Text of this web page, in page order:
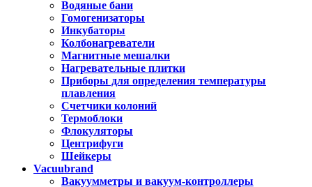
Водяные бани
Гомогенизаторы
Инкубаторы
Колбонагреватели
Магнитные мешалки
Нагревательные плитки
Приборы для определения температуры
плавления
Счетчики колоний
Термоблоки
Флокуляторы
Центрифуги
Шейкеры
Vacuubrand
Вакуумметры и вакуум-контроллеры